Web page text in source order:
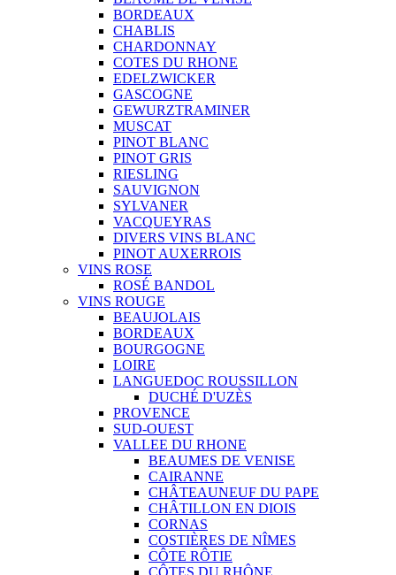
BORDEAUX
CHABLIS
CHARDONNAY
COTES DU RHONE
EDELZWICKER
GASCOGNE
GEWURZTRAMINER
MUSCAT
PINOT BLANC
PINOT GRIS
RIESLING
SAUVIGNON
SYLVANER
VACQUEYRAS
DIVERS VINS BLANC
PINOT AUXERROIS
VINS ROSE
ROSÉ BANDOL
VINS ROUGE
BEAUJOLAIS
BORDEAUX
BOURGOGNE
LOIRE
LANGUEDOC ROUSSILLON
DUCHÉ D'UZÈS
PROVENCE
SUD-OUEST
VALLEE DU RHONE
BEAUMES DE VENISE
CAIRANNE
CHÂTEAUNEUF DU PAPE
CHÂTILLON EN DIOIS
CORNAS
COSTIÈRES DE NÎMES
CÔTE RÔTIE
CÔTES DU RHÔNE